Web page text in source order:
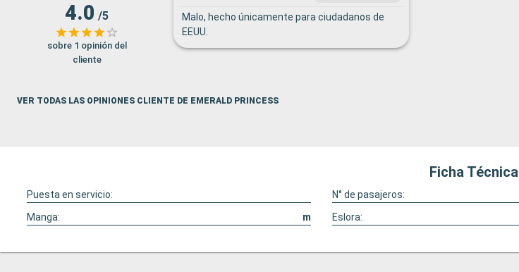
4.0 /5
sobre 1 opinión del
cliente
Malo, hecho únicamente para ciudadanos de
EEUU.
VER TODAS LAS OPINIONES CLIENTE DE EMERALD PRINCESS
Ficha Técnica
Puesta en servicio: N° de pasajeros:
Manga:
m Eslora: